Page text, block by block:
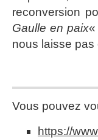
reconversion
Gaulle en paix
nous laisse pas
Vous pouvez
https://